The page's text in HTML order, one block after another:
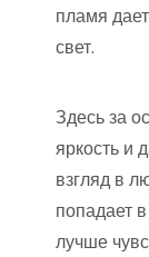
пламя
свет.
Здесь за
яркость и
взгляд в
попадает
лучше